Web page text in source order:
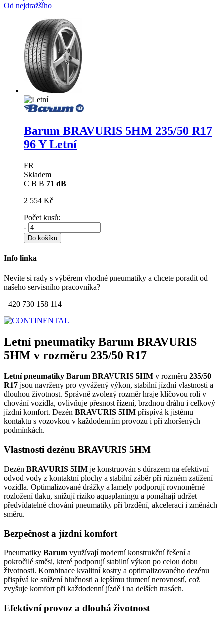
Od nejdražšího
Barum BRAVURIS 5HM 235/50 R17
96 Y Letní
FR
Skladem
C B B 71 dB
2 554 Kč
Počet kusů:
-
+
Do košíku
Info linka
Nevíte si rady s výběrem vhodné pneumatiky a chcete poradit od
našeho servisního pracovníka?
+420 730 158 114
Letní pneumatiky Barum BRAVURIS
5HM v rozměru 235/50 R17
Letní pneumatiky Barum BRAVURIS 5HM v rozměru 235/50
R17 jsou navrženy pro vyvážený výkon, stabilní jízdní vlastnosti a
dlouhou životnost. Správně zvolený rozměr hraje klíčovou roli v
chování vozidla, ovlivňuje přesnost řízení, brzdnou dráhu i celkový
jízdní komfort. Dezén BRAVURIS 5HM přispívá k jistému
kontaktu s vozovkou v každodenním provozu i při zhoršených
podmínkách.
Vlastnosti dezénu BRAVURIS 5HM
Dezén BRAVURIS 5HM je konstruován s důrazem na efektivní
odvod vody z kontaktní plochy a stabilní záběr při různém zatížení
vozidla. Optimalizované drážky a lamely podporují rovnoměrné
rozložení tlaku, snižují riziko aquaplaningu a pomáhají udržet
předvídatelné chování pneumatiky při brzdění, akceleraci i změnách
směru.
Bezpečnost a jízdní komfort
Pneumatiky Barum využívají moderní konstrukční řešení a
pokročilé směsi, které podporují stabilní výkon po celou dobu
životnosti. Kombinace kvalitní kostry a optimalizovaného dezénu
přispívá ke snížení hlučnosti a lepšímu tlumení nerovností, což
zvyšuje komfort při každodenní jízdě i na delších trasách.
Efektivní provoz a dlouhá životnost